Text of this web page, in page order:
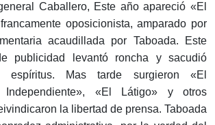
Caballero, Este año apareció «El
opo­sicionista, amparado por
acau­dillada por Taboada. Este
publicidad levantó roncha y sacudió
espíritus. Mas tarde surgieron «El
Independiente», «El Látigo» y otros
la libertad de prensa. Taboada